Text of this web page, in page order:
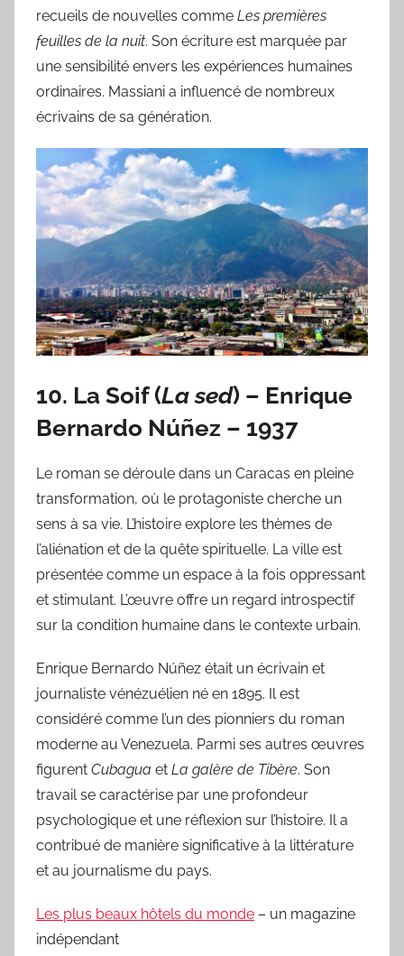
recueils de nouvelles comme Les premières
feuilles de la nuit. Son écriture est marquée par
une sensibilité envers les expériences humaines
ordinaires. Massiani a influencé de nombreux
écrivains de sa génération.
10. La Soif(La sed) – Enrique
Bernardo Núñez – 1937
Le roman se déroule dans un Caracas en pleine
transformation, où le protagoniste cherche un
sens à sa vie. L’histoire explore les thèmes de
l’aliénation et de la quête spirituelle. La ville est
présentée comme un espace à la fois oppressant
et stimulant. L’œuvre offre un regard introspectif
sur la condition humaine dans le contexte urbain.
Enrique Bernardo Núñez était un écrivain et
journaliste vénézuélien né en 1895. Il est
considéré comme l’un des pionniers du roman
moderne au Venezuela. Parmi ses autres œuvres
figurent Cubagua et La galère de Tibère. Son
travail se caractérise par une profondeur
psychologique et une réflexion sur l’histoire. Il a
contribué de manière significative à la littérature
et au journalisme du pays.
Les plus beaux hôtels du monde – un magazine
indépendant